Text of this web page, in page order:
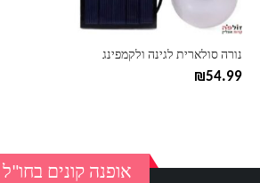
נורה סולארית לגינה ולקמפינג
₪54.99
אופנה קונים בחו"ל